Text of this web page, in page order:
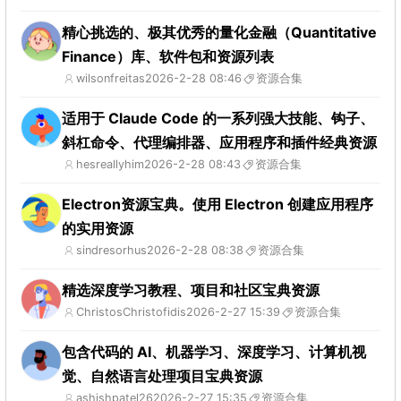
精心挑选的、极其优秀的量化金融（Quantitative
Finance）库、软件包和资源列表
wilsonfreitas2026-2-28 08:46 资源合集
适用于 Claude Code 的一系列强大技能、钩子、
斜杠命令、代理编排器、应用程序和插件经典资源
hesreallyhim2026-2-28 08:43 资源合集
Electron资源宝典。使用 Electron 创建应用程序
的实用资源
sindresorhus2026-2-28 08:38 资源合集
精选深度学习教程、项目和社区宝典资源
ChristosChristofidis2026-2-27 15:39 资源合集
包含代码的 AI、机器学习、深度学习、计算机视
觉、自然语言处理项目宝典资源
ashishpatel262026-2-27 15:35 资源合集